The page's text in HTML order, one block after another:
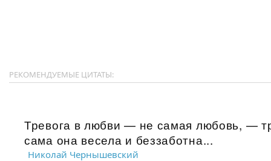
РЕКОМЕНДУЕМЫЕ ЦИТАТЫ:
Тревога в любви — не самая любовь, —
сама она весела и беззаботна...
Николай Чернышевский